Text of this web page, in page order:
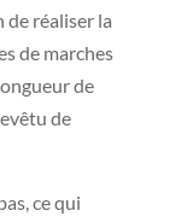
de réaliser la
de marches
de
de
ce qui